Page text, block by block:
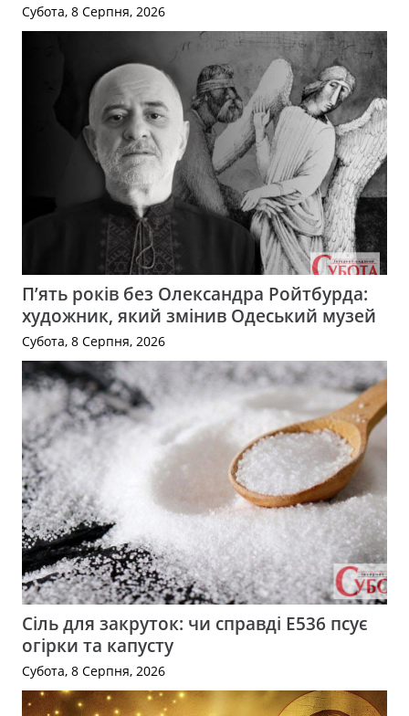
Субота, 8 Серпня, 2026
П’ять років без Олександра Ройтбурда:
художник, який змінив Одеський музей
Субота, 8 Серпня, 2026
Сіль для закруток: чи справді Е536 псує
огірки та капусту
Субота, 8 Серпня, 2026